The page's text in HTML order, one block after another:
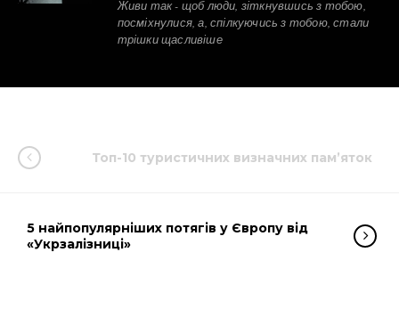
Живи так - щоб люди, зіткнувшись з тобою,
посміхнулися, а, спілкуючись з тобою, стали
трішки щасливіше
Топ-10 туристичних визначних пам’яток
5 найпопулярніших потягів у Європу від
«Укрзалізниці»